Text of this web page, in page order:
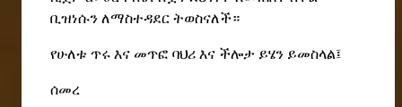
ቢዝነሱን ለማስተዳደር ትወስናለች።
የሁለቱ ጥሩ እና መጥፎ ባህሪ እና ችሎታ ይሄን ይመስላል፤
ሰመረ